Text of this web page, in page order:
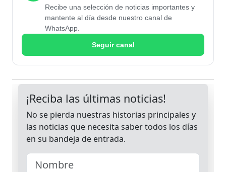
Recibe una selección de noticias importantes y
mantente al día desde nuestro canal de
WhatsApp.
Seguir canal